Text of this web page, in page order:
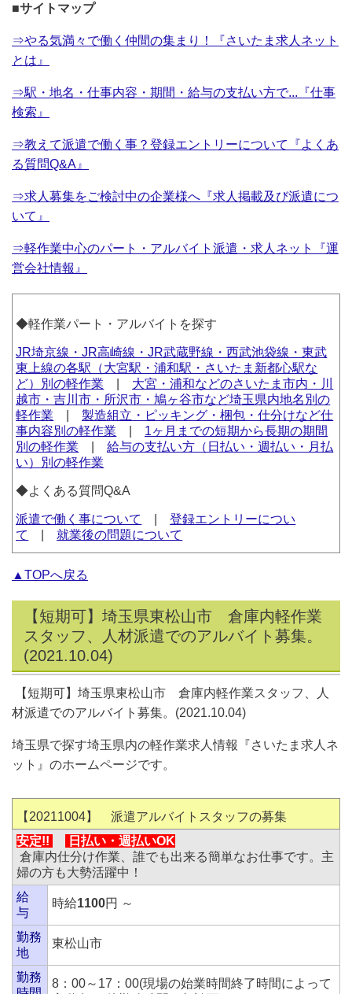
■サイトマップ
⇒やる気満々で働く仲間の集まり！『さいたま求人ネット
とは』
⇒駅・地名・仕事内容・期間・給与の支払い方で...『仕事
検索』
⇒教えて派遣で働く事？登録エントリーについて『よくあ
る質問Q&A』
⇒求人募集をご検討中の企業様へ『求人掲載及び派遣につ
いて』
⇒軽作業中心のパート・アルバイト派遣・求人ネット『運
営会社情報』
◆軽作業パート・アルバイトを探す
JR埼京線・JR高崎線・JR武蔵野線・西武池袋線・東武
東上線の各駅（大宮駅・浦和駅・さいたま新都心駅な
ど）別の軽作業
大宮・浦和などのさいたま市内・川
越市・吉川市・所沢市・鳩ヶ谷市など埼玉県内地名別の
軽作業 |製造組立・ピッキング・梱包・仕分けなど仕
事内容別の軽作業
1ヶ月までの短期から長期の期間
別の軽作業 |給与の支払い方（日払い・週払い・月払
い）別の軽作業
◆よくある質問Q&A
派遣で働く事について |登録エントリーについ
て
就業後の問題について
▲TOPへ戻る
【短期可】埼玉県東松山市 倉庫内軽作業
スタッフ、人材派遣でのアルバイト募集。
(2021.10.04)
【短期可】埼玉県東松山市 倉庫内軽作業スタッフ、人
材派遣でのアルバイト募集。(2021.10.04)
埼玉県で探す埼玉県内の軽作業求人情報『さいたま求人ネ
ット』のホームページです。
【20211004】 派遣アルバイトスタッフの募集
安定!!
日払い・ 週払いOK
倉庫内仕分け作業、誰でも出来る簡単なお仕事です。主
婦の方も大勢活躍中！
給
与
時給1100円 ～
勤務
地
東松山市
勤務
8：00～17：00(現場の始業時間終了時間によって